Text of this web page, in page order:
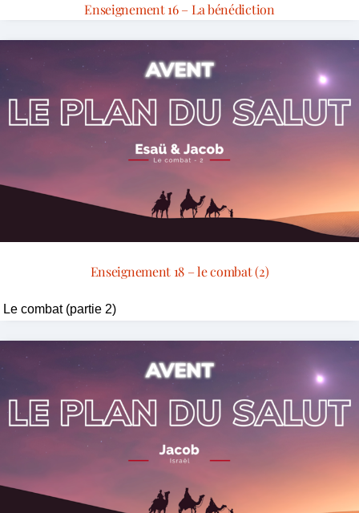
Enseignement 16 – La bénédiction
Enseignement 18 – le combat (2)
Le combat (partie 2)